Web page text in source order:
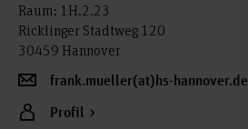
Raum: 1H.2.23
Ricklinger Stadtweg 120
30459 Hannover
frank.mueller(at)hs-hannover.de
Profil